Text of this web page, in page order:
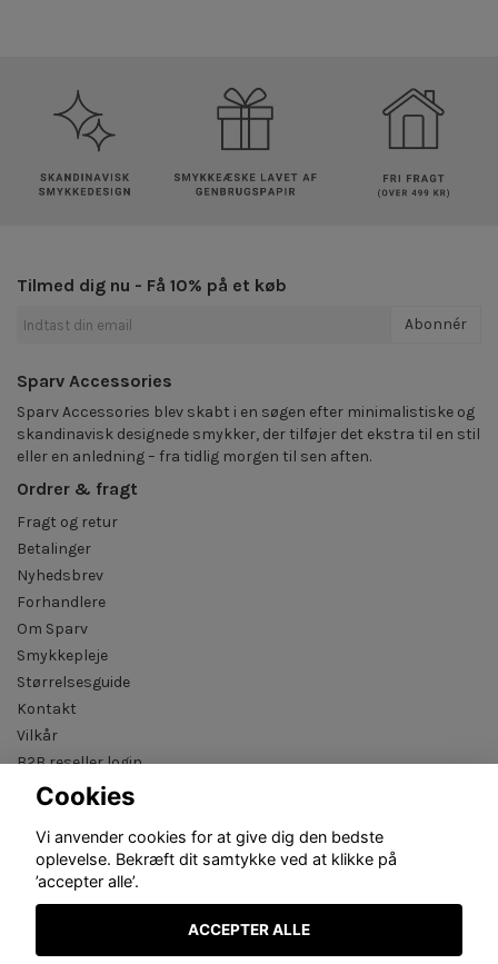
Tilmed dig nu - Få 10% på et køb
Abonnér
Sparv Accessories
Sparv Accessories blev skabt i en søgen efter minimalistiske og
skandinavisk designede smykker, der tilføjer det ekstra til en stil
eller en anledning – fra tidlig morgen til sen aften.
Ordrer & fragt
Fragt og retur
Betalinger
Nyhedsbrev
Forhandlere
Om Sparv
Smykkepleje
Størrelsesguide
Kontakt
Vilkår
B2B reseller login
Cookies
Vi anvender cookies for at give dig den bedste
oplevelse. Bekræft dit samtykke ved at klikke på
’accepter alle’.
ACCEPTER ALLE